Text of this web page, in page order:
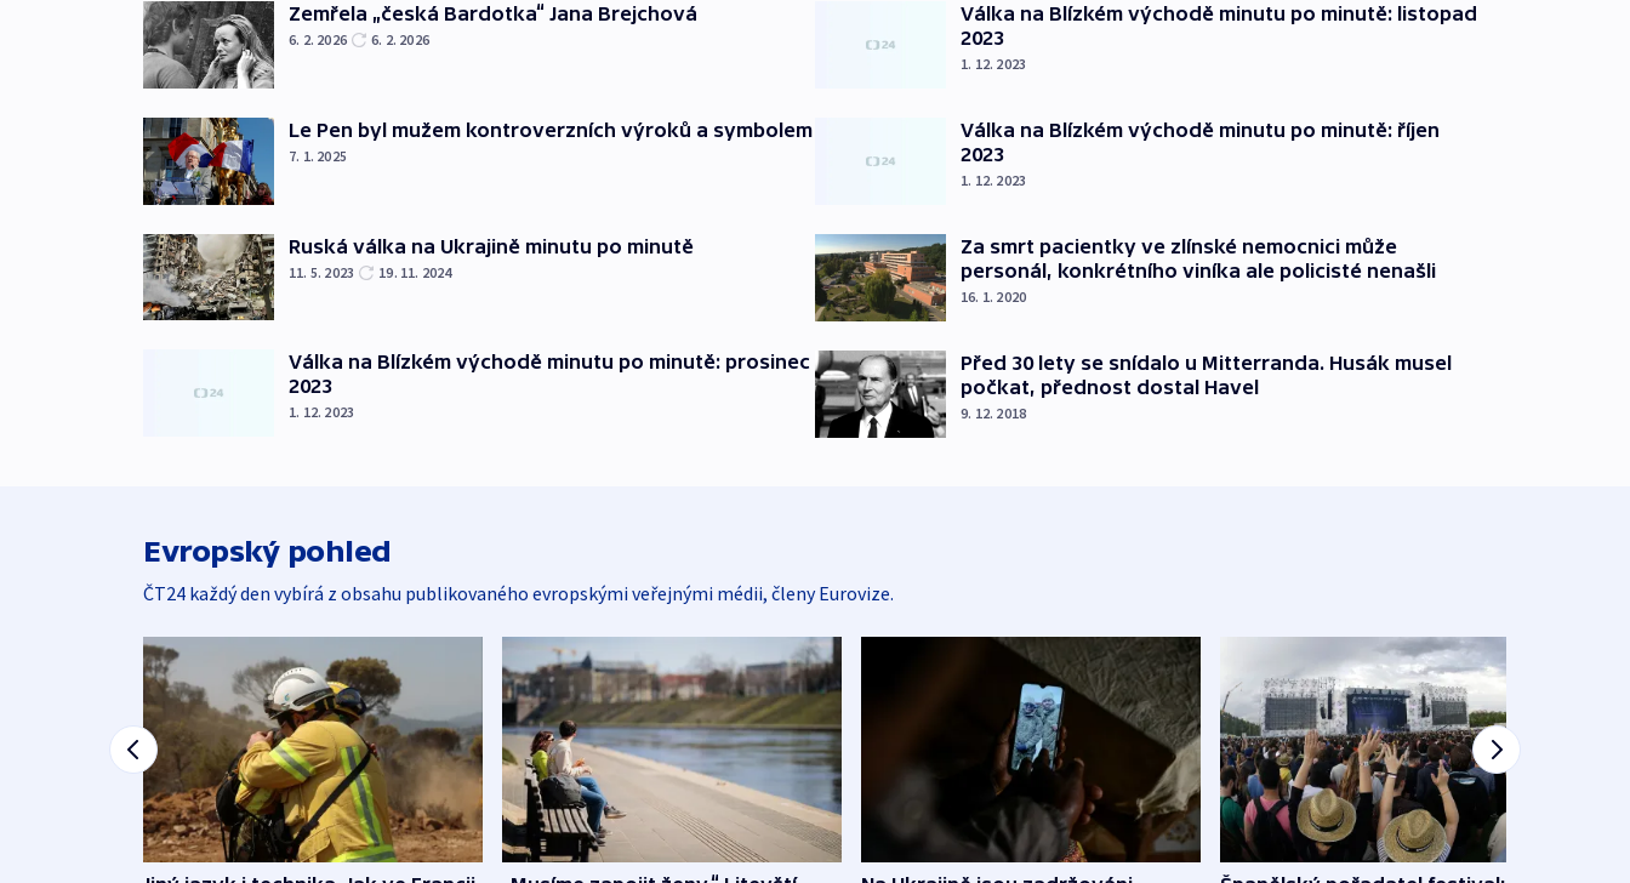
Zemřela „česká Bardotka“ Jana Brejchová
6. 2. 2026 6. 2. 2026
Le Pen byl mužem kontroverzních výroků a symbolem
7. 1. 2025
Ruská válka na Ukrajině minutu po minutě
11. 5. 2023 19. 11. 2024
Válka na Blízkém východě minutu po minutě: prosinec
2023
1. 12. 2023
Válka na Blízkém východě minutu po minutě: listopad
2023
1. 12. 2023
Válka na Blízkém východě minutu po minutě: říjen
2023
1. 12. 2023
Za smrt pacientky ve zlínské nemocnici může
personál, konkrétního viníka ale policisté nenašli
16. 1. 2020
Před 30 lety se snídalo u Mitterranda. Husák musel
počkat, přednost dostal Havel
9. 12. 2018
Evropský pohled
ČT24 každý den vybírá z obsahu publikovaného evropskými veřejnými médii, členy Eurovize.